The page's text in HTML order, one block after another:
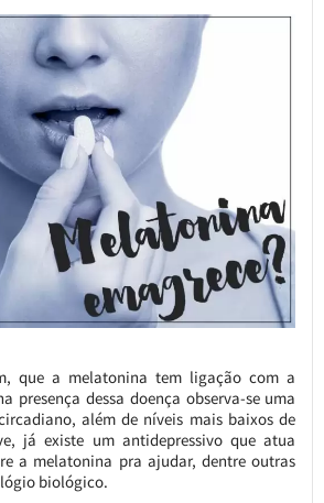
que a melatonina tem ligação com a
presença dessa doença observa-se uma
além de níveis mais baixos de
já existe um antidepressivo que atua
a melatonina pra ajudar, dentre outras
biológico.